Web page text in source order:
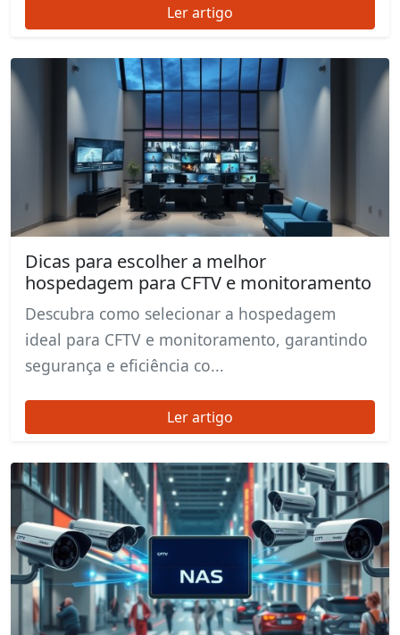
Ler artigo
Dicas para escolher a melhor
hospedagem para CFTV e monitoramento
Descubra como selecionar a hospedagem
ideal para CFTV e monitoramento, garantindo
segurança e eficiência co...
Ler artigo